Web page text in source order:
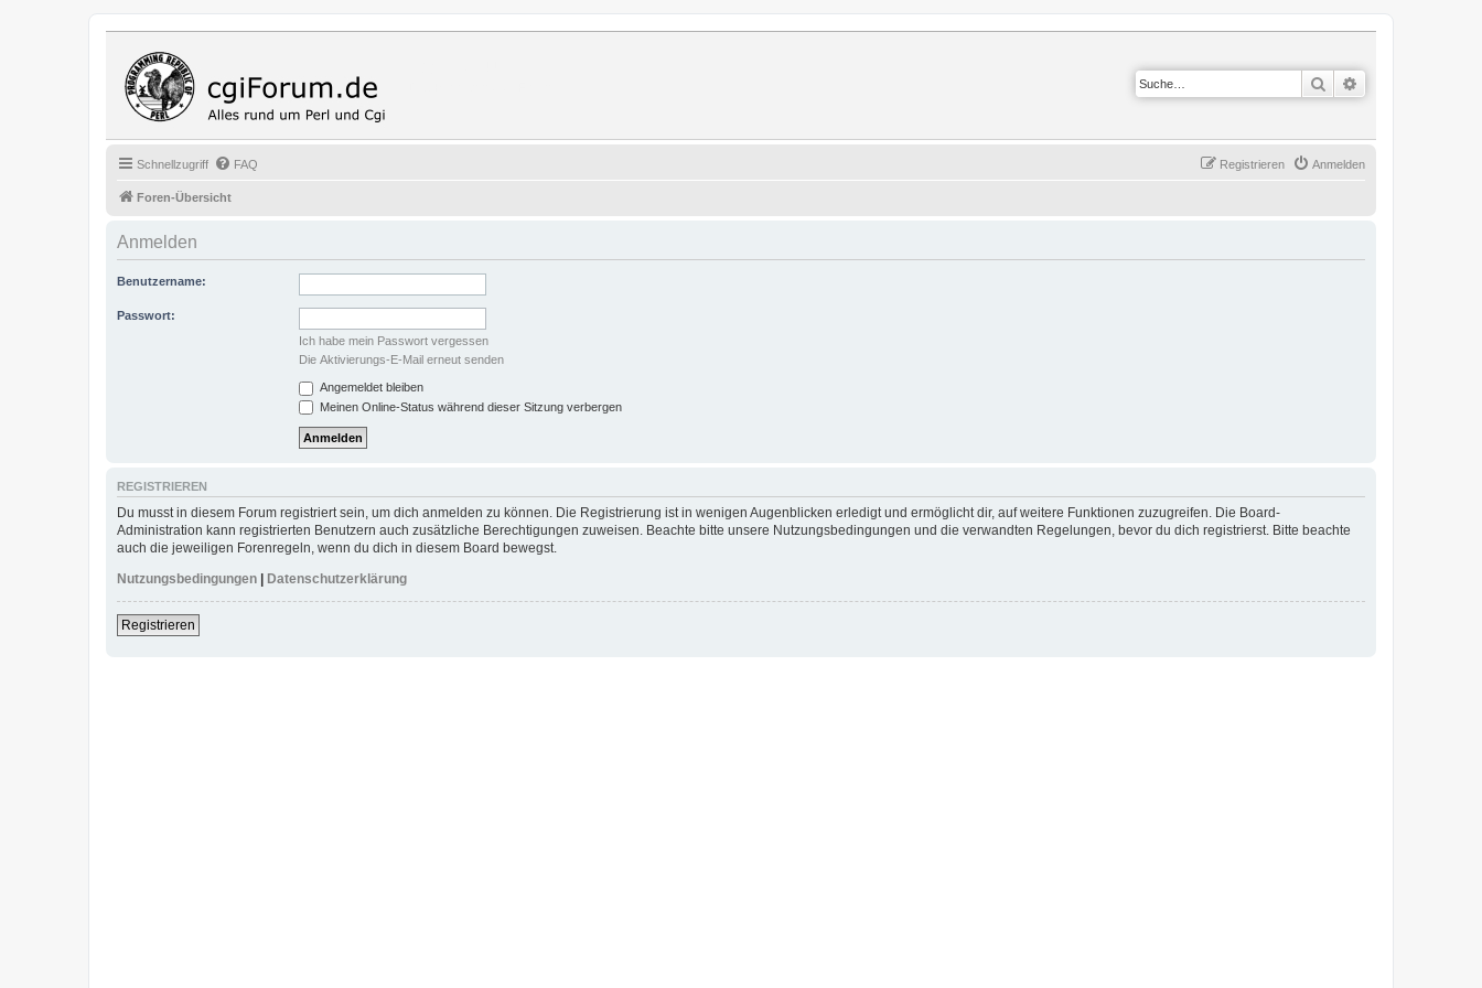
Suche
Schnellzugriff FAQ Anmelden
Registrieren
Foren-Übersicht
Anmelden
Benutzername:
Passwort:
Ich habe mein Passwort vergessen
Die Aktivierungs-E-Mail erneut senden
Angemeldet bleiben
Meinen Online-Status während dieser Sitzung verbergen
REGISTRIEREN
Du musst in diesem Forum registriert sein, um dich anmelden zu können. Die Registrierung ist in wenigen Augenblicken erledigt und ermöglicht dir, auf weitere Funktionen zuzugreifen. Die Board-
Administration kann registrierten Benutzern auch zusätzliche Berechtigungen zuweisen. Beachte bitte unsere Nutzungsbedingungen und die verwandten Regelungen, bevor du dich registrierst. Bitte beachte
auch die jeweiligen Forenregeln, wenn du dich in diesem Board bewegst.
Nutzungsbedingungen | Datenschutzerklärung
Registrieren